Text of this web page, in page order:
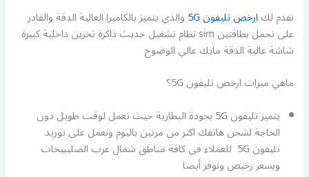
نقدم لكارخص تليفون 5G والذي يتميز بالكاميرا العالية الدقة والقادر
على تحمل بطاقتين sim نظام تشغيل حديث ذاكرة تخزين داخلية كبيرة
شاشة عالية الدقة مايك عالي الوضوح
ماهي ميزات ارخص تليفون 5G؟
يتميز تليفون 5G بجودة البطارية حيث تعمل لوقت طويل دون
الحاجة لشحن هاتفك اكثر من مرتين باليوم ونعمل على توريد
تليفون 5G للعملاء في كافة مناطق شمال غرب الصليبيخات
وبسعر رخيص ونوفر أيضا